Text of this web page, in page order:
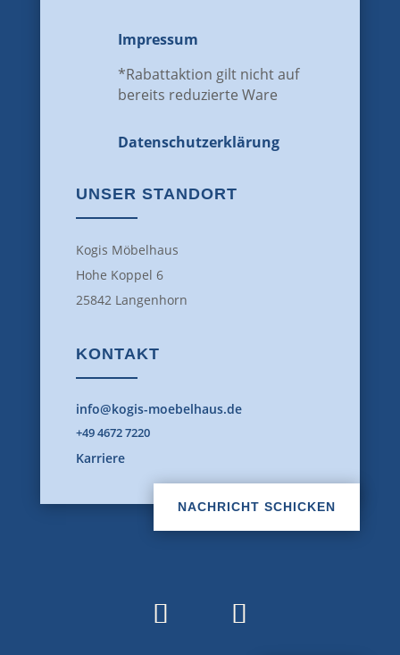
Impressum
*Rabattaktion gilt nicht auf
bereits reduzierte Ware
Datenschutz­erklärung
UNSER STANDORT
Kogis Möbelhaus
Hohe Koppel 6
25842 Langenhorn
KONTAKT
info@kogis-moebelhaus.de
+49 4672 7220
Karriere
NACHRICHT SCHICKEN